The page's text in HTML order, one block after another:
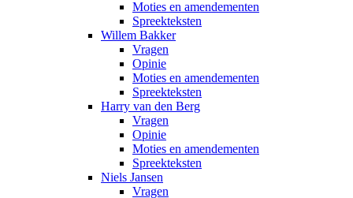
Moties en amendementen
Spreekteksten
Willem Bakker
Vragen
Opinie
Moties en amendementen
Spreekteksten
Harry van den Berg
Vragen
Opinie
Moties en amendementen
Spreekteksten
Niels Jansen
Vragen